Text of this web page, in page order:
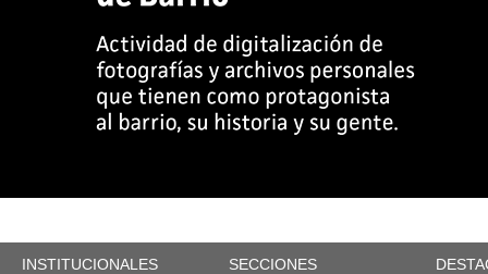
INSTITUCIONALES SECCIONES